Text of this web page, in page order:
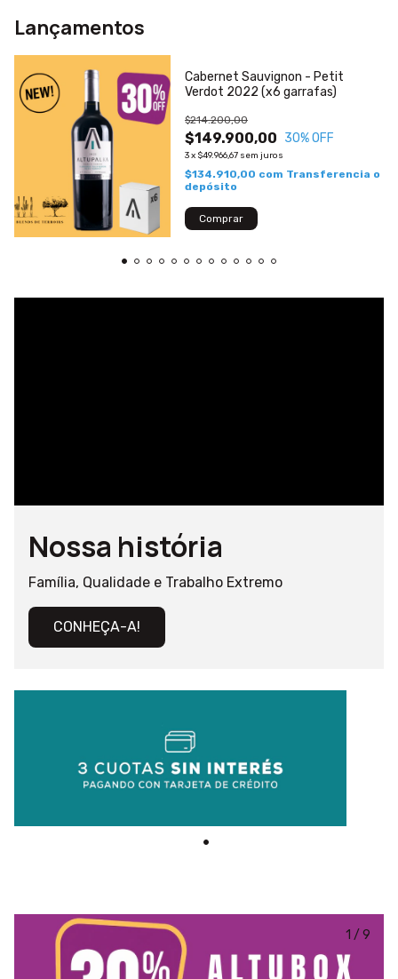
Lançamentos
Cabernet Sauvignon - Petit
Verdot 2022 (x6 garrafas)
$149.900,00
$214.200,00
30% OFF
3x $49.966,67 sem juros
$134.910,00 com Transferencia o
depósito
Nossa história
Família, Qualidade e Trabalho Extremo
CONHEÇA-A!
1 / 9